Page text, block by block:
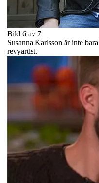
Bild 6 av 7
Susanna Karlsson är inte
revyartist.